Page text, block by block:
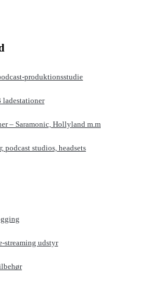
produktionsstudie
ladestationer
– Saramonic, Hollyland m.m
podcast studios, headsets
streaming udstyr